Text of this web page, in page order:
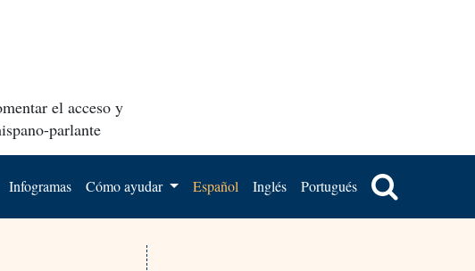
el acceso y
parlante
Infogramas Cómo ayudar Español Inglés Portugués